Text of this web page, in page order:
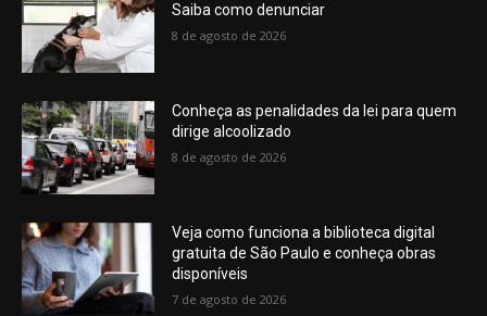
Saiba como denunciar
8 de agosto de 2026
Conheça as penalidades da lei para quem
dirige alcoolizado
8 de agosto de 2026
Veja como funciona a biblioteca digital
gratuita de São Paulo e conheça obras
disponíveis
7 de agosto de 2026